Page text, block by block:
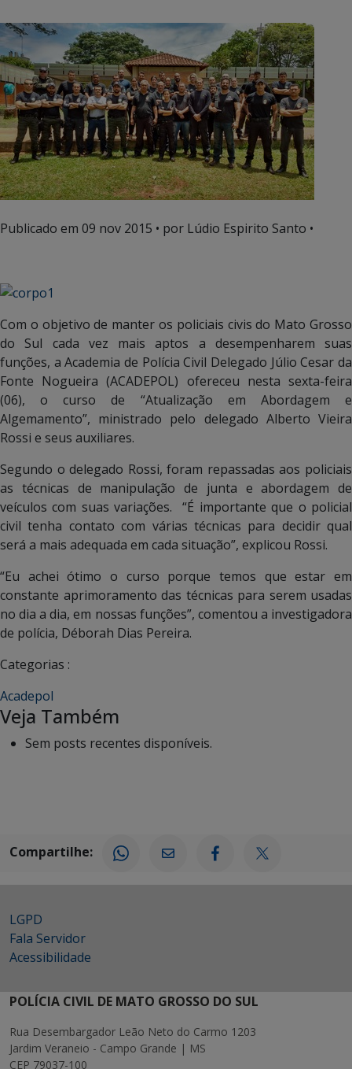
Publicado em 09 nov 2015 • por Lúdio Espirito Santo •
Com o objetivo de manter os policiais civis do Mato Grosso
do Sul cada vez mais aptos a desempenharem suas
funções, a Academia de Polícia Civil Delegado Júlio Cesar da
Fonte Nogueira (ACADEPOL) ofereceu nesta sexta-feira
(06), o curso de “Atualização em Abordagem e
Algemamento”, ministrado pelo delegado Alberto Vieira
Rossi e seus auxiliares.
Segundo o delegado Rossi, foram repassadas aos policiais
as técnicas de manipulação de junta e abordagem de
veículos com suas variações. “É importante que o policial
civil tenha contato com várias técnicas para decidir qual
será a mais adequada em cada situação”, explicou Rossi.
“Eu achei ótimo o curso porque temos que estar em
constante aprimoramento das técnicas para serem usadas
no dia a dia, em nossas funções”, comentou a investigadora
de polícia, Déborah Dias Pereira.
Categorias :
Acadepol
Veja Também
Sem posts recentes disponíveis.
Compartilhe:
LGPD
Fala Servidor
Acessibilidade
POLÍCIA CIVIL DE MATO GROSSO DO SUL
Rua Desembargador Leão Neto do Carmo 1203
Jardim Veraneio - Campo Grande | MS
CEP 79037-100